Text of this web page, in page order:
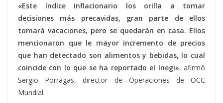
«Este índice inflacionario los orilla a tomar
decisiones más precavidas, gran parte de ellos
tomará vacaciones, pero se quedarán en casa. Ellos
mencionaron que le mayor incremento de precios
que han detectado son alimentos y bebidas, lo cual
coincide con lo que se ha reportado el Inegi», afirmó
Sergio Porragas, director de Operaciones de OCC
Mundial.